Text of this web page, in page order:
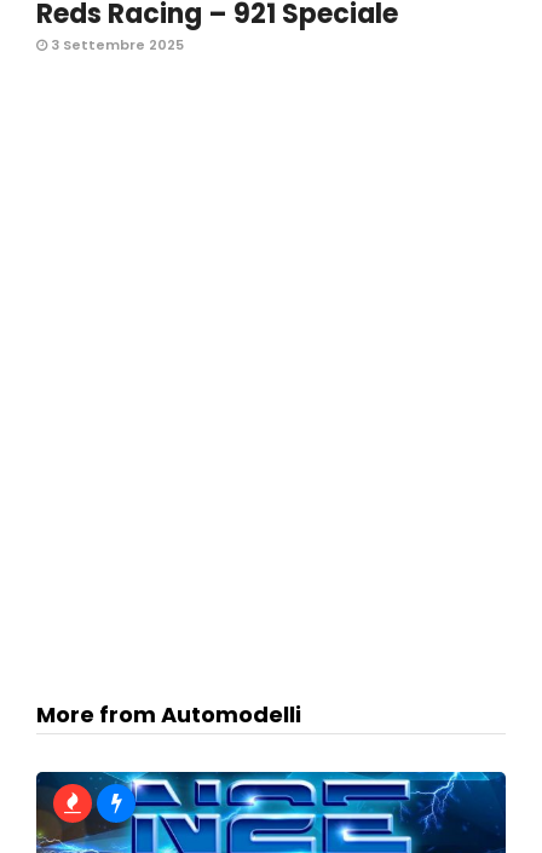
Reds Racing – 921 Speciale
3 Settembre 2025
More from Automodelli